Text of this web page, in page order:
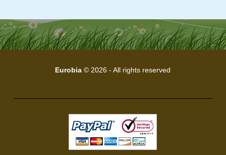
Eurobia © 2026 - All rights reserved